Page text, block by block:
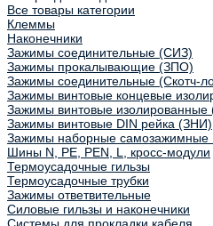
Все товары категории
Клеммы
Наконечники
Зажимы соединительные (СИЗ)
Зажимы прокалывающие (ЗПО)
Зажимы соединительные (Скотч-
Зажимы винтовые концевые
Зажимы винтовые изолированные
Зажимы винтовые DIN рейка (ЗНИ)
Зажимы наборные самозажимные
Шины N, PE, PEN, L, кросс-модули
Термоусадочные гильзы
Термоусадочные трубки
Зажимы ответвительные
Силовые гильзы и наконечники